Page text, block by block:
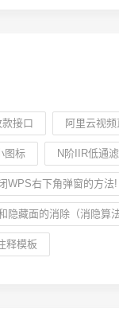
接口 阿里云视
图标 N阶IIR低通
WPS右下角弹窗的方法!
隐藏面的消除（消隐算法
释模板